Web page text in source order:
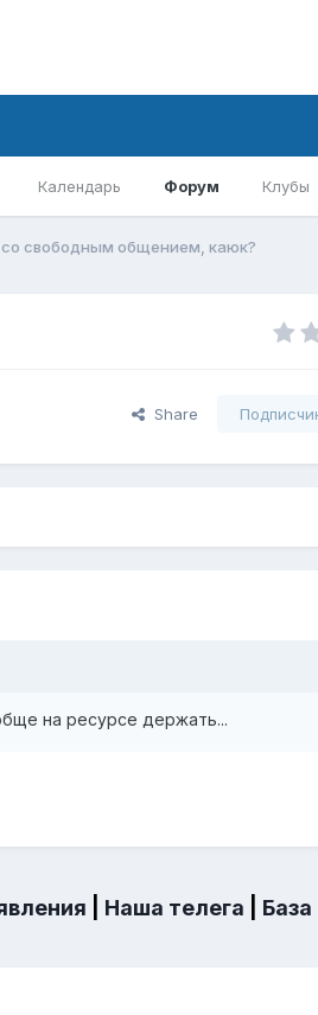
Календарь Форум Клубы
со свободным общением, каюк?
Share
на ресурсе держать...
Наша телега